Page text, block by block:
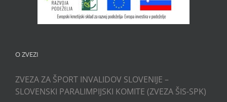
O ZVEZI
ZVEZA ZA ŠPORT INVALIDOV SLOVENIJE –
SLOVENSKI PARALIMPIJSKI KOMITE (ZVEZA ŠIS-SPK)